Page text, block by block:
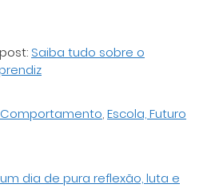
Saiba tudo sobre o
,Escola, Futuro
dia de pura reflexão, luta e